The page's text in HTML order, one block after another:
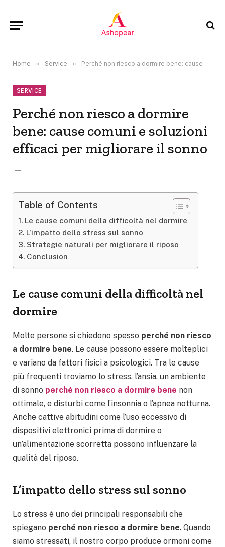
Home » Service » Perché non riesco a dormire bene: cause comuni e soluzioni efficaci per migliorare il sonno
SERVICE
Perché non riesco a dormire
bene: cause comuni e soluzioni
efficaci per migliorare il sonno
Table of Contents
Le cause comuni della difficoltà nel dormire
L’impatto dello stress sul sonno
Strategie naturali per migliorare il riposo
Conclusion
Le cause comuni della difficoltà nel
dormire
Molte persone si chiedono spesso perché non riesco
a dormire bene. Le cause possono essere molteplici
e variano da fattori fisici a psicologici. Tra le cause
più frequenti troviamo lo stress, l’ansia, un ambiente
di sonno perché non riesco a dormire bene non
ottimale, e disturbi come l’insonnia o l’apnea notturna.
Anche cattive abitudini come l’uso eccessivo di
dispositivi elettronici prima di dormire o
un’alimentazione scorretta possono influenzare la
qualità del riposo.
L’impatto dello stress sul sonno
Lo stress è uno dei principali responsabili che
spiegano perché non riesco a dormire bene. Quando
siamo stressati, il nostro corpo produce ormoni come